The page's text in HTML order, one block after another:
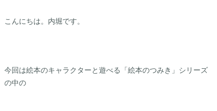
こんにちは。内堀です。
今回は絵本のキャラクターと遊べる「絵本のつみき」シリーズ
の中の